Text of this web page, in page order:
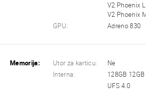
V2 Phoenix
V2 Phoenix
GPU:
Adreno 830
Memorija: Utor za karticu:
Ne
Interna:
128GB 12GB
UFS 4.0